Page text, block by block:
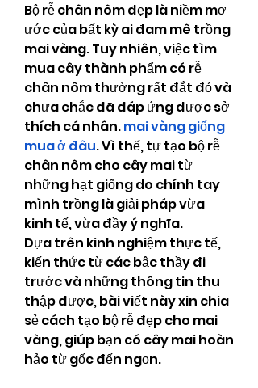
Bộ rễ chân nôm đẹp là niềm mơ
ước của bất kỳ ai đam mê trồng
mai vàng. Tuy nhiên, việc tìm
mua cây thành phẩm có rễ
chân nôm thường rất đắt đỏ và
chưa chắc đã đáp ứng được sở
thích cá nhân. mai vàng giống
mua ở đâu. Vì thế, tự tạo bộ rễ
chân nôm cho cây mai từ
những hạt giống do chính tay
mình trồng là giải pháp vừa
kinh tế, vừa đầy ý nghĩa.
Dựa trên kinh nghiệm thực tế,
kiến thức từ các bậc thầy đi
trước và những thông tin thu
thập được, bài viết này xin chia
sẻ cách tạo bộ rễ đẹp cho mai
vàng, giúp bạn có cây mai hoàn
hảo từ gốc đến ngọn.